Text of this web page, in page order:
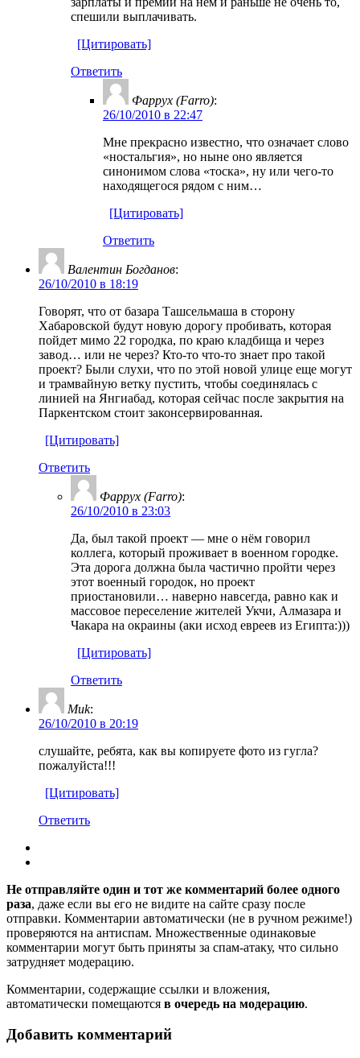
спешили выплачивать.
[Цитировать]
Ответить
Фаррух (Farro):
26/10/2010 в 22:47
Мне прекрасно известно, что означает слово
«ностальгия», но ныне оно является
синонимом слова «тоска», ну или чего-то
находящегося рядом с ним…
[Цитировать]
Ответить
Валентин Богданов:
26/10/2010 в 18:19
Говорят, что от базара Ташсельмаша в сторону
Хабаровской будут новую дорогу пробивать, которая
пойдет мимо 22 городка, по краю кладбища и через
завод… или не через? Кто-то что-то знает про такой
проект? Были слухи, что по этой новой улице еще могут
и трамвайную ветку пустить, чтобы соединялась с
линией на Янгиабад, которая сейчас после закрытия на
Паркентском стоит законсервированная.
[Цитировать]
Ответить
Фаррух (Farro):
26/10/2010 в 23:03
Да, был такой проект — мне о нём говорил
коллега, который проживает в военном городке.
Эта дорога должна была частично пройти через
этот военный городок, но проект
приостановили… наверно навсегда, равно как и
массовое переселение жителей Укчи, Алмазара и
Чакара на окраины (аки исход евреев из Египта:)))
[Цитировать]
Ответить
Muk:
26/10/2010 в 20:19
слушайте, ребята, как вы копируете фото из гугла?
пожалуйста!!!
[Цитировать]
Ответить
Не отправляйте один и тот же комментарий более одного
раза, даже если вы его не видите на сайте сразу после
отправки. Комментарии автоматически (не в ручном режиме!)
проверяются на антиспам. Множественные одинаковые
комментарии могут быть приняты за спам-атаку, что сильно
затрудняет модерацию.
Комментарии, содержащие ссылки и вложения,
автоматически помещаются в очередь на модерацию.
Добавить комментарий